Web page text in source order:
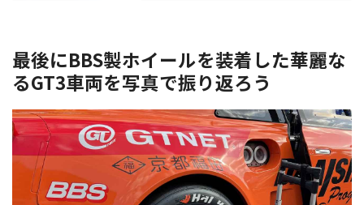
「シビック TYPE R リミテッドエ
ディション」として誕生した。そ
ー「BBSジャパン」の協力が不可
欠だったという。ここでは、ホン
ダとBBSがいかにして究極の1台
を作り上げたのか、その背景をご
紹介していこう。
最後にBBS製ホイールを装着した華麗な
るGT3車両を写真で振り返ろう